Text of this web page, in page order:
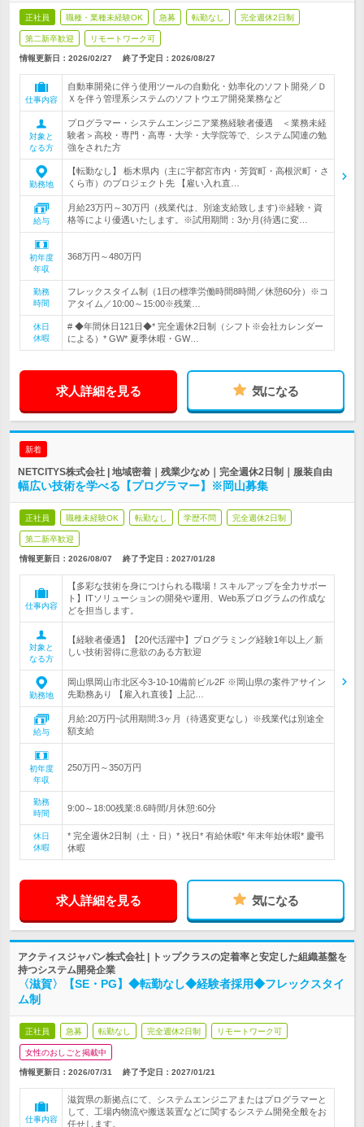
正社員 職種・業種未経験OK 急募 転勤なし 完全週休2日制
第二新卒歓迎 リモートワーク可
情報更新日：2026/02/27 終了予定日： 2026/08/27
仕事内容
自動車開発に伴う使用ツールの自動化・効率化のソフト開発／Ｄ
Ｘを伴う管理系システムのソフトウエア開発業務など
対象と
なる方
プログラマー・システムエンジニア業務経験者優遇 ＜業務未経
験者＞高校・専門・高専・大学・大学院等で、システム関連の勉
強をされた方
勤務地
【転勤なし】 栃木県内（主に宇都宮市内・芳賀町・高根沢町・さ
くら市）のプロジェクト先 【雇い入れ直…
給与
月給23万円～30万円（残業代は、別途支給致します)※経験・資
格等により優遇いたします。※試用期間：3か月(待遇に変…
初年度
年収
368万円～480万円
勤務
時間
フレックスタイム制（1日の標準労働時間8時間／休憩60分）※コ
アタイム／10:00～15:00※残業…
休日
休暇
# ◆年間休日121日◆* 完全週休2日制（シフト※会社カレンダー
による）* GW* 夏季休暇・GW…
求人詳細を見る 気になる
新着
NETCITYS株式会社 | 地域密着｜残業少なめ｜完全週休2日制｜服装自由
幅広い技術を学べる【プログラマー】※岡山募集
正社員 職種未経験OK 転勤なし 学歴不問 完全週休2日制
第二新卒歓迎
情報更新日：2026/08/07 終了予定日： 2027/01/28
仕事内容
【多彩な技術を身につけられる職場！スキルアップを全力サポー
ト】ITソリューションの開発や運用、Web系プログラムの作成な
どを担当します。
対象と
なる方
【経験者優遇】【20代活躍中】プログラミング経験1年以上／新
しい技術習得に意欲のある方歓迎
勤務地
岡山県岡山市北区今3-10-10備前ビル2F ※岡山県の案件アサイン
先勤務あり 【雇入れ直後】上記…
給与
月給:20万円~試用期間:3ヶ月（待遇変更なし）※残業代は別途全
額支給
初年度
年収
250万円～350万円
勤務
時間
9:00～18:00残業:8.6時間/月休憩:60分
休日
休暇
* 完全週休2日制（土・日）* 祝日* 有給休暇* 年末年始休暇* 慶弔
休暇
求人詳細を見る 気になる
アクティスジャパン株式会社 | トップクラスの定着率と安定した組織基盤を
持つシステム開発企業
〈滋賀〉【SE・PG】◆転勤なし◆経験者採用◆フレックスタイ
ム制
正社員 急募 転勤なし 完全週休2日制 リモートワーク可
女性のおしごと掲載中
情報更新日：2026/07/31 終了予定日： 2027/01/21
仕事内容
滋賀県の新拠点にて、システムエンジニアまたはプログラマーと
して、工場内物流や搬送装置などに関するシステム開発全般をお
任せします。